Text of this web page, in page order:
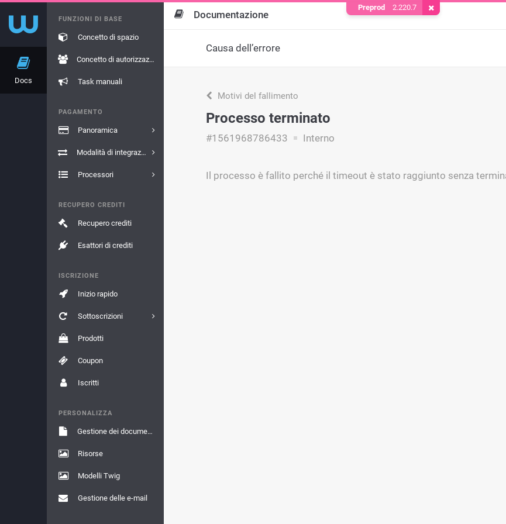
Docs
FUNZIONI DI BASE
Concetto di spazio
Concetto di autorizzazione
Task manuali
PAGAMENTO
Panoramica
Modalità di integrazione
Processori
RECUPERO CREDITI
Recupero crediti
Esattori di crediti
ISCRIZIONE
Inizio rapido
Sottoscrizioni
Prodotti
Coupon
Iscritti
PERSONALIZZA
Gestione dei documenti
Risorse
Modelli Twig
Gestione delle e-mail
Documentazione
Causa dell’errore
Motivi del fallimento
Processo terminato
#1561968786433 Interno
Il processo è fallito perché il timeout è stato raggiunto senza
Preprod 2.220.7 Rimuovere il cookie